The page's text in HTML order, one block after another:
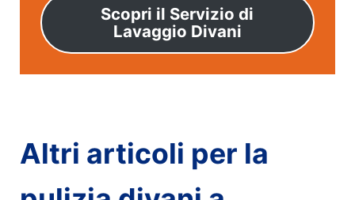
Scopri il Servizio di
Lavaggio Divani
Altri articoli per la